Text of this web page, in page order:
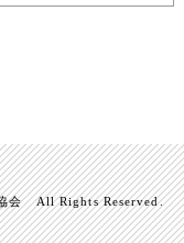
会 All Rights Reserved.